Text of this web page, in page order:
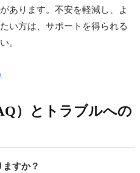
あります。不安を軽減し、よ
い方は、サポートを得られる
。
）とトラブルへの
すか？